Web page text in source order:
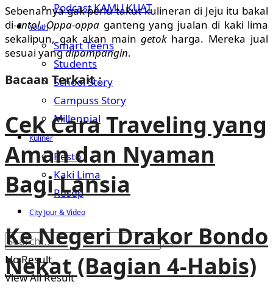
Podcast KAMU KUAT
Youth
Smart Teens
Students
School Story
Campuss Story
Millennial
Kuliner
Resto
Kaki Lima
Resep
City Jour & Video
No Result
View All Result
Sebenarnya gak perlu takut kulineran di Jeju itu bakal
di-entol.Oppa-oppa ganteng yang jualan di kaki lima
sekalipun, gak akan maingetokharga. Mereka jual
sesuai yangdipampangin.
Bacaan Terkait :
Cek Cara Traveling yang
Aman dan Nyaman
Bagi Lansia
Ke Negeri Drakor Bondo
Nekat (Bagian 4-Habis)